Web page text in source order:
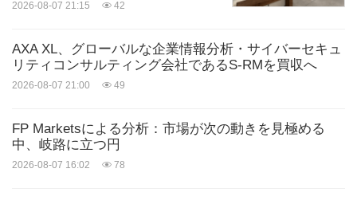
て、CESの本拠地であるネバダ州南部の組織の持続
可能性への努力を評価・支援し、持続可能性に焦点
を提供しています。
2026-08-07 21:15 42
AXA XL、グローバルな企業情報分析・サイバーセキュ
リティコンサルティング会社であるS-RMを買収へ
2026-08-07 21:00 49
FP Marketsによる分析：市場が次の動きを見極める
中、岐路に立つ円
2026-08-07 16:02 78